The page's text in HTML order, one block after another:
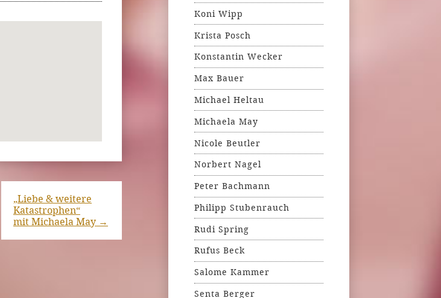
„Liebe & weitere
Katastrophen“
mit Michaela May →
Koni Wipp
Krista Posch
Konstantin Wecker
Max Bauer
Michael Heltau
Michaela May
Nicole Beutler
Norbert Nagel
Peter Bachmann
Philipp Stubenrauch
Rudi Spring
Rufus Beck
Salome Kammer
Senta Berger